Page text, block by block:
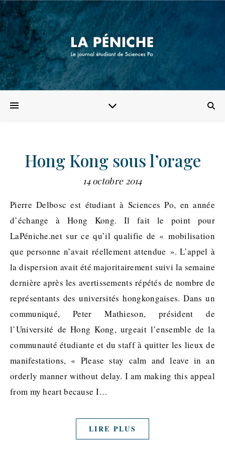
Hong Kong sous l’orage
14 octobre 2014
Pierre Delbosc est étudiant à Sciences Po, en année
d’échange à Hong Kong. Il fait le point pour
LaPéniche.net sur ce qu’il qualifie de « mobilisation
que personne n’avait réellement attendue ». L’appel à
la dispersion avait été majoritairement suivi la semaine
dernière après les avertissements répétés de nombre de
représentants des universités hongkongaises. Dans un
communiqué, Peter Mathieson, président de
l’Université de Hong Kong, urgeait l’ensemble de la
communauté étudiante et du staff à quitter les lieux de
manifestations, « Please stay calm and leave in an
orderly manner without delay. I am making this appeal
from my heart because I…
LIRE PLUS